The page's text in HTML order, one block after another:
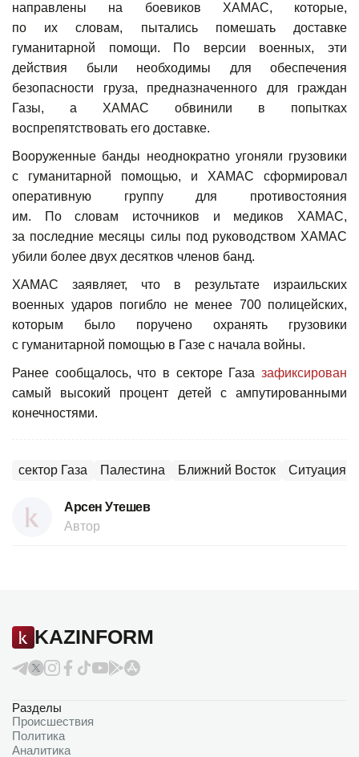
направлены на боевиков ХАМАС, которые,
по их словам, пытались помешать доставке
гуманитарной помощи. По версии военных, эти
действия были необходимы для обеспечения
безопасности груза, предназначенного для граждан
Газы, а ХАМАС обвинили в попытках
воспрепятствовать его доставке.
Вооруженные банды неоднократно угоняли грузовики
с гуманитарной помощью, и ХАМАС сформировал
оперативную группу для противостояния
им. По словам источников и медиков ХАМАС,
за последние месяцы силы под руководством ХАМАС
убили более двух десятков членов банд.
ХАМАС заявляет, что в результате израильских
военных ударов погибло не менее 700 полицейских,
которым было поручено охранять грузовики
с гуманитарной помощью в Газе с начала войны.
Ранее сообщалось, что в секторе Газа зафиксирован
самый высокий процент детей с ампутированными
конечностями.
сектор Газа Палестина Ближний Восток Ситуация
Арсен Утешев
Автор
KAZINFORM
Разделы
Происшествия
Политика
Аналитика